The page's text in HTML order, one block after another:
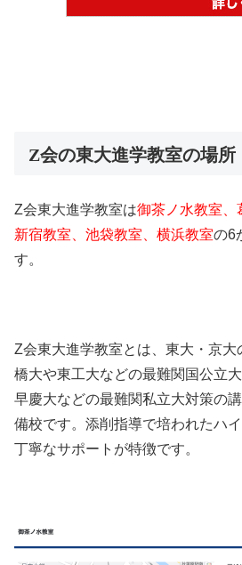
Z会の東大進学教室の場所
Z会東大進学教室は御茶ノ水教室、
新宿教室、池袋教室、横浜教室の6
す。
Z会東大進学教室とは、東大・京大
橋大や東工大などの最難関国公立
早慶大などの最難関私立大対策の
備校です。添削指導で培われたハ
丁寧なサポートが特徴です。